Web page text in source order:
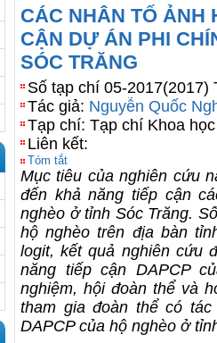
CÁC NHÂN TỐ ẢNH
CẬN DỰ ÁN PHI
SÓC TRĂNG
Số tạp chí 05-2017(2017)
Tác giả: Nguyễn Quốc
Tạp chí: Tạp chí Khoa
Liên kết:
Tóm tắt
Mục tiêu của nghiên cứu
đến khả năng tiếp cận
nghèo ở tỉnh Sóc Trăng.
hộ nghèo trên địa bàn
logit, kết quả nghiên cứu
năng tiếp cận DAPCP
nghiệm, hội đoàn thể và
tham gia đoàn thể có
DAPCP của hộ nghèo ở